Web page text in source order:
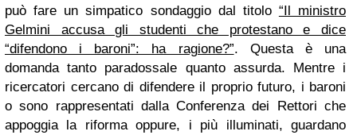
può fare un simpatico sondaggio dal titolo “Il ministro
Gelmini accusa gli studenti che protestano e dice
“difendono i baroni”: ha ragione?”. Questa è una
domanda tanto paradossale quanto assurda. Mentre i
ricercatori cercano di difendere il proprio futuro, i baroni
o sono rappresentati dalla Conferenza dei Rettori che
appoggia la riforma oppure, i più illuminati, guardano